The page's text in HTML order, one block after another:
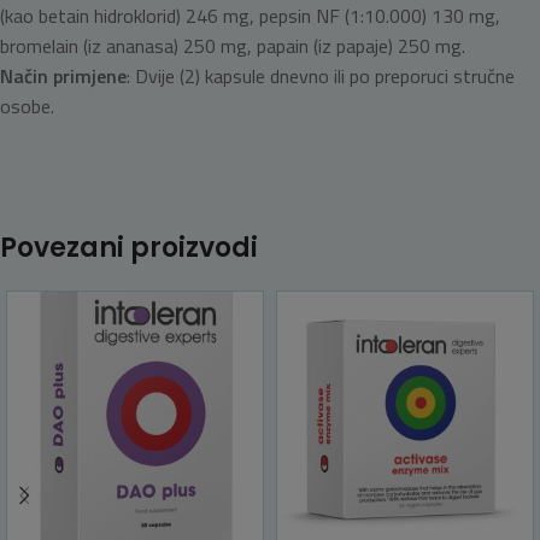
(kao betain hidroklorid) 246 mg, pepsin NF (1:10.000) 130 mg,
bromelain (iz ananasa) 250 mg, papain (iz papaje) 250 mg.
Način primjene: Dvije (2) kapsule dnevno ili po preporuci stručne
osobe.
Povezani proizvodi